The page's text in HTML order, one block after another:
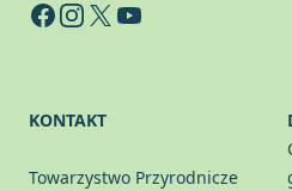
Facebook
Instagram
X YouTube
KONTAKT
Towarzystwo Przyrodnicze